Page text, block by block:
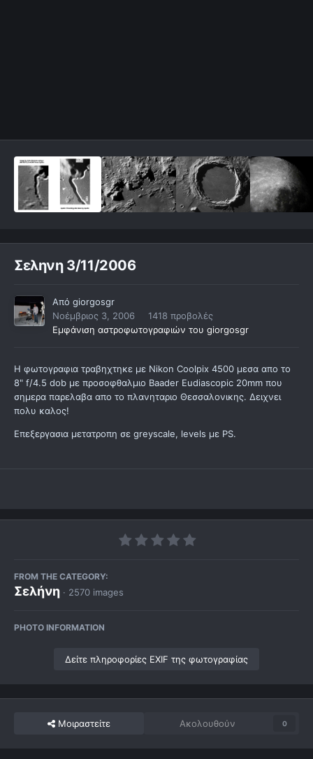
Σεληνη 3/11/2006
Από giorgosgr
Νοέμβριος 3, 2006
1418 προβολές
Εμφάνιση αστροφωτογραφιών του giorgosgr
Η φωτογραφια τραβηχτηκε με Nikon Coolpix 4500 μεσα απο το
8" f/4.5 dob με προσοφθαλμιο Baader Eudiascopic 20mm που
σημερα παρελαβα απο το πλανηταριο Θεσσαλονικης. Δειχνει
πολυ καλος!
Επεξεργασια μετατροπη σε greyscale, levels με PS.
FROM THE CATEGORY:
Σελήνη · 2570 images
PHOTO INFORMATION
Δείτε πληροφορίες EXIF της φωτογραφίας
Μοιραστείτε Ακολουθούν 0